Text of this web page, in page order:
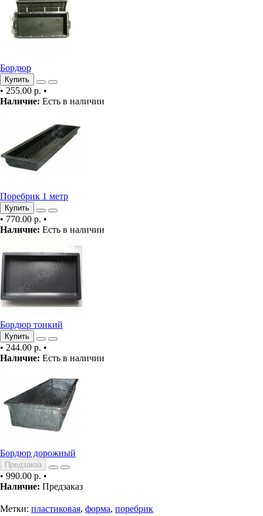
Бордюр
Купить
• 255.00 р. •
Наличие: Есть в наличии
Поребрик 1 метр
Купить
• 770.00 р. •
Наличие: Есть в наличии
Бордюр тонкий
Купить
• 244.00 р. •
Наличие: Есть в наличии
Бордюр дорожный
Предзаказ
• 990.00 р. •
Наличие: Предзаказ
Метки: пластиковая, форма, поребрик